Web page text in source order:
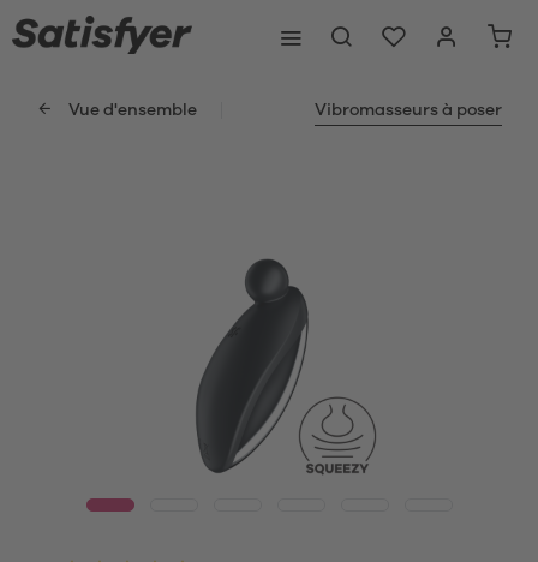
Vue d'ensemble Vibromasseurs à poser